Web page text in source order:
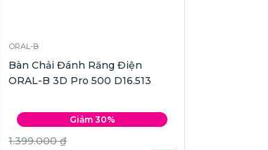
ORAL-B
Bàn Chải Đánh Răng Điện
ORAL-B 3D Pro 500 D16.513
Giảm 30%
1.399.000 ₫